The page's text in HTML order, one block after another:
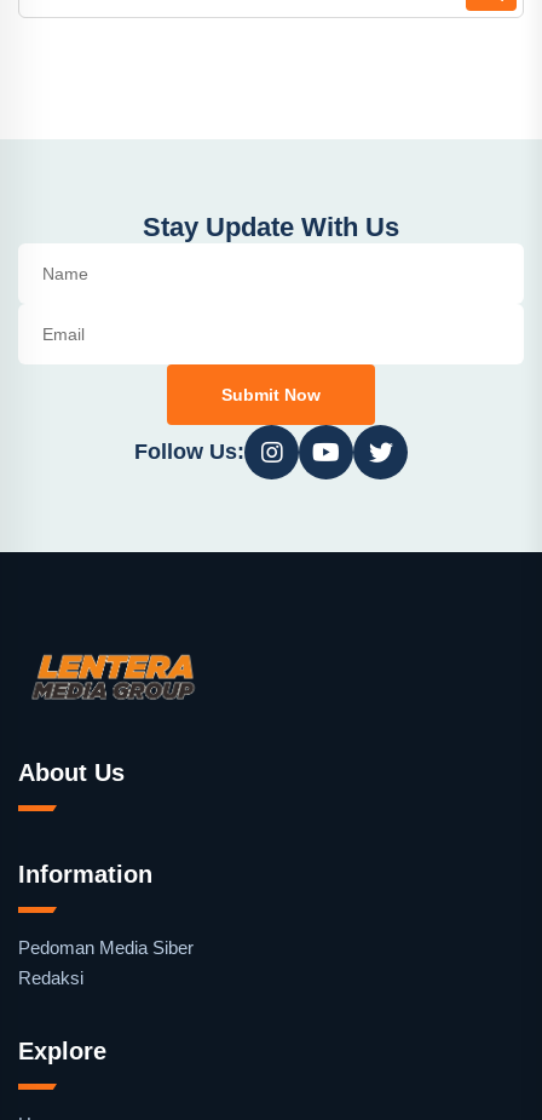
Stay Update With Us
Submit Now
Follow Us:
About Us
Information
Pedoman Media Siber
Redaksi
Explore